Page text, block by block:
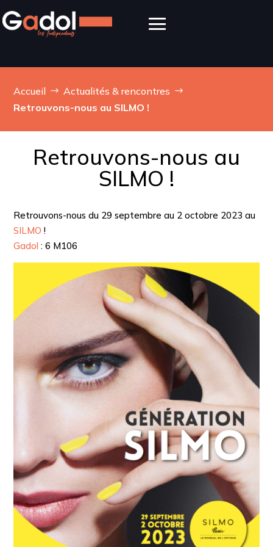
Accueil $ Actualités & rencontres $
Retrouvons-nous au SILMO !
Retrouvons-nous au
SILMO !
Retrouvons-nous du 29 septembre au 2 octobre 2023 au
SILMO !
Gadol : 6 M106